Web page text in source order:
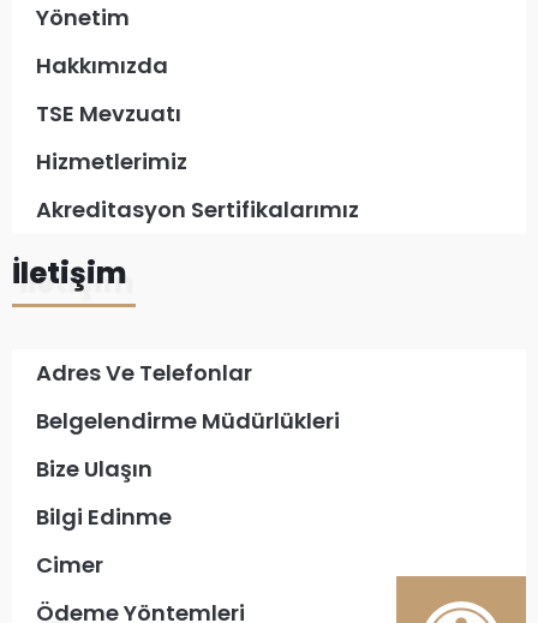
Yönetim
Hakkımızda
TSE Mevzuatı
Hizmetlerimiz
Akreditasyon Sertifikalarımız
İletişim
Adres Ve Telefonlar
Belgelendirme Müdürlükleri
Bize Ulaşın
Bilgi Edinme
Cimer
Ödeme Yöntemleri